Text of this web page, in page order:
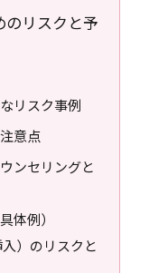
のリスクと予
リスク事例
意点
ンセリングと
体例）
）のリスクと